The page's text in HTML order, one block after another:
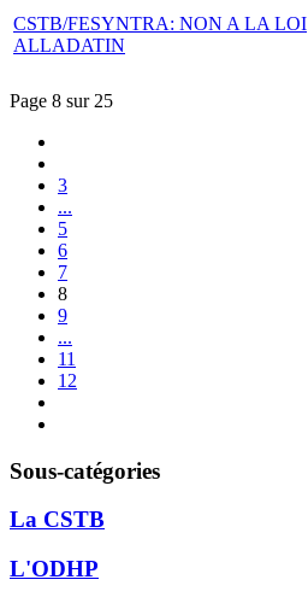
CSTB/FESYNTRA: NON A LA LOI
ALLADATIN
Page 8 sur 25
3
...
5
6
7
8
9
...
11
12
Sous-catégories
La CSTB
L'ODHP